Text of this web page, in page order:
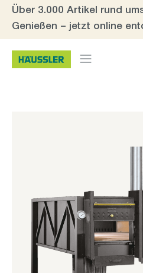
Zum Hauptinhalt springen
Über 3.000 Artikel rund
Genießen – jetzt online